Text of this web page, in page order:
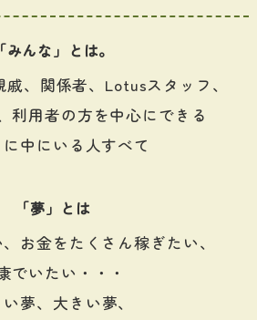
「みんな」とは。
、関係者、Lotusスタッフ、
利用者の方を中心にできる
に中にいる人すべて
「夢」とは
お金をたくさん稼ぎたい、
でいたい・・・
夢、大きい夢、